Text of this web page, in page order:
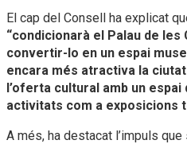
El cap del Consell ha explicat
“condicionarà el Palau de les
convertir-lo en un espai
encara més atractiva la
l’oferta cultural amb un
activitats com a exposicions
A més, ha destacat l’impuls